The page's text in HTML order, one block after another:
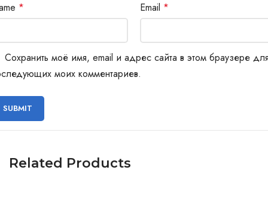
* Email *
Сохранить моё имя, email и адрес сайта в этом браузере
моих комментариев.
Related Products